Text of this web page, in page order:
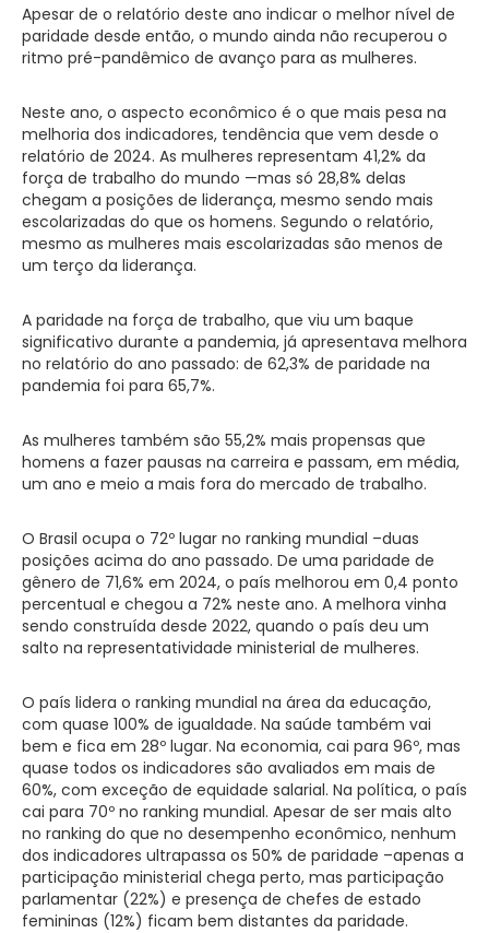
Apesar de o relatório deste ano indicar o melhor nível de
paridade desde então, o mundo ainda não recuperou o
ritmo pré-pandêmico de avanço para as mulheres.
Neste ano, o aspecto econômico é o que mais pesa na
melhoria dos indicadores, tendência que vem desde o
relatório de 2024. As mulheres representam 41,2% da
força de trabalho do mundo —mas só 28,8% delas
chegam a posições de liderança, mesmo sendo mais
escolarizadas do que os homens. Segundo o relatório,
mesmo as mulheres mais escolarizadas são menos de
um terço da liderança.
A paridade na força de trabalho, que viu um baque
significativo durante a pandemia, já apresentava melhora
no relatório do ano passado: de 62,3% de paridade na
pandemia foi para 65,7%.
As mulheres também são 55,2% mais propensas que
homens a fazer pausas na carreira e passam, em média,
um ano e meio a mais fora do mercado de trabalho.
O Brasil ocupa o 72º lugar no ranking mundial –duas
posições acima do ano passado. De uma paridade de
gênero de 71,6% em 2024, o país melhorou em 0,4 ponto
percentual e chegou a 72% neste ano. A melhora vinha
sendo construída desde 2022, quando o país deu um
salto na representatividade ministerial de mulheres.
O país lidera o ranking mundial na área da educação,
com quase 100% de igualdade. Na saúde também vai
bem e fica em 28º lugar. Na economia, cai para 96º, mas
quase todos os indicadores são avaliados em mais de
60%, com exceção de equidade salarial. Na política, o país
cai para 70º no ranking mundial. Apesar de ser mais alto
no ranking do que no desempenho econômico, nenhum
dos indicadores ultrapassa os 50% de paridade –apenas a
participação ministerial chega perto, mas participação
parlamentar (22%) e presença de chefes de estado
femininas (12%) ficam bem distantes da paridade.